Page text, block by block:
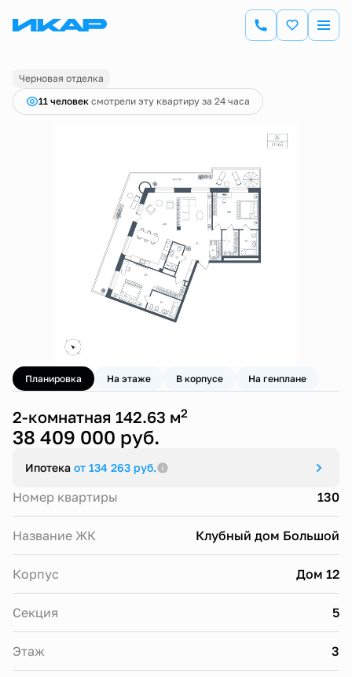
2-комнатная142.63 м 38 409 000 руб.
Ипотекаот 134 263 руб.
Черновая отделка
11 человек смотрели эту квартиру за 24 часа
Планировка На этаже В корпусе На генплане
2-комнатная 142.63 м2
38 409 000 руб.
Ипотека от 134 263 руб.
Номер квартиры 130
Название ЖК Клубный дом Большой
Корпус Дом 12
Секция 5
Этаж 3